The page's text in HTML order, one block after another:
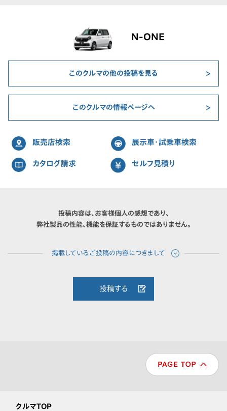
N-ONE
このクルマの他の投稿を見る
このクルマの情報ページへ
販売店検索 展示車・試乗車検索
カタログ請求 セルフ見積り
投稿内容は、お客様個人の感想であり、
弊社製品の性能、機能を保証するものではありません。
投稿する
クルマTOP